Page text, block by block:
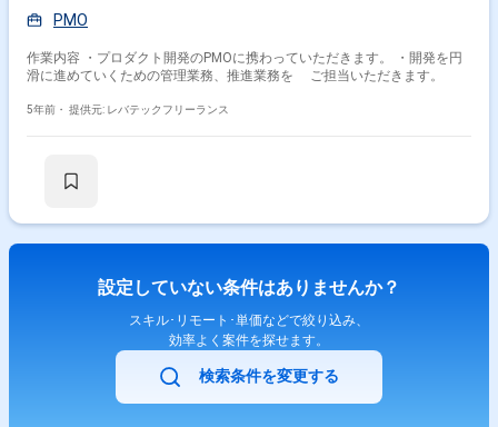
PMO
作業内容 ・プロダクト開発のPMOに携わっていただきます。 ・開発を円
滑に進めていくための管理業務、推進業務を ご担当いただきます。
5年前・ 提供元: レバテックフリーランス
設定していない条件はありませんか？
スキル･リモート･単価などで絞り込み、
効率よく案件を探せます。
検索条件を変更する